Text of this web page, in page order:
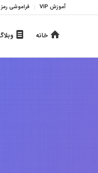
آموزش VIP فراموشی رمز
خانه